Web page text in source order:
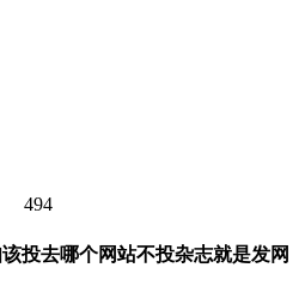
494
投去哪个网站不投杂志就是发网